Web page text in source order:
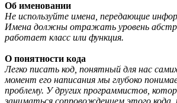
Об именовании
Не используйте имена, передающие
Имена должны отражать уровень
работает класс или функция.
О понятности кода
Легко писать код, понятный для нас
момент его написания мы глубоко
проблему. У других программистов,